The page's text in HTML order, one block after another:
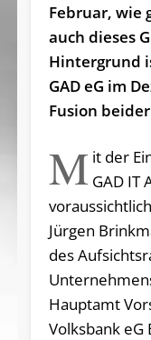
Februar, wie
auch dieses
Hintergrund
GAD eG im
Fusion
M it der
GAD IT
Jürgen
des
Hauptamt
Volksbank